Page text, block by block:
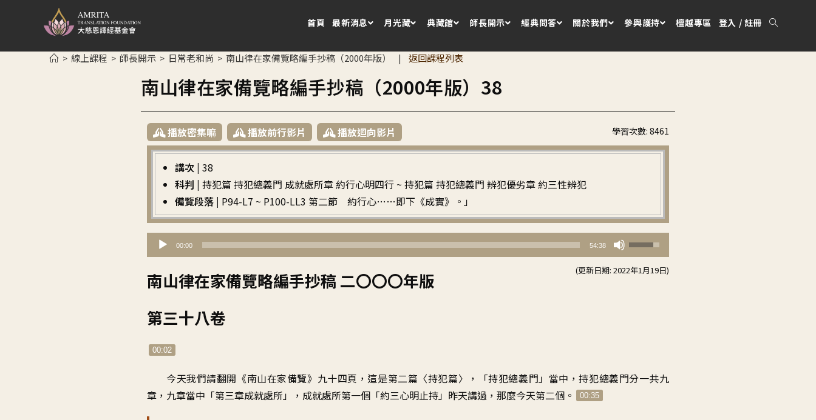
首頁 最新消息 月光藏 典藏館 師長開示 經典問答 關於我們 參與護持 檀越專區 登入 / 註冊
> 線上課程 > 師長開示 > 日常老和尚 > 南山律在家備覽略編手抄稿（2000年版） | 返回課程列表
南山律在家備覽略編手抄稿（2000年版）38
播放密集嘛 播放前行影片 播放迴向影片 學習次數: 8461
繁中
講次 | 38
科判 | 持犯篇 持犯總義門 成就處所章 約行心明四行 ~ 持犯篇 持犯總義門 辨犯優劣章 約三性辨犯
備覽段落 | P94-L7 ~ P100-LL3 第二節 約行心……即下《成實》。」
訊
播
放
器
00:00 54:38
使
用
向
提
(更新日期: 2022年1月19日)
南山律在家備覽略編手抄稿 二〇〇〇年版
第三十八卷
00:02
今天我們請翻開《南山在家備覽》九十四頁，這是第二篇〈持犯篇〉，「持犯總義門」當中，持犯總義門分一共九
章，九章當中「第三章成就處所」，成就處所第一個「約三心明止持」昨天講過，那麼今天第二個。
00:35